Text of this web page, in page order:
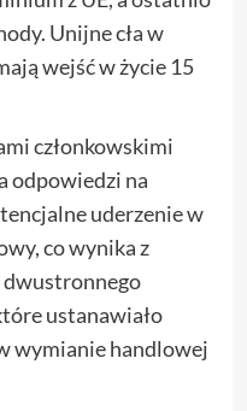
Unijne cła w
wejść w życie 15
członkowskimi
odpowiedzi na
uderzenie w
co wynika z
dwustronnego
ustanawiało
wymianie handlowej